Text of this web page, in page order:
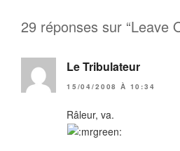
29 réponses sur “Leave
Le Tribulateur
15/04/2008 À 10:34
Râleur, va.